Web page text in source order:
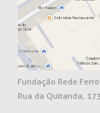
Fundação Rede
Rua da Quitanda,